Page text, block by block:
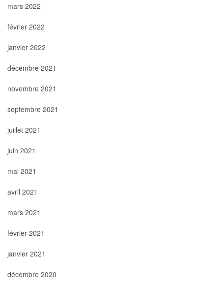
mars 2022
février 2022
janvier 2022
décembre 2021
novembre 2021
septembre 2021
juillet 2021
juin 2021
mai 2021
avril 2021
mars 2021
février 2021
janvier 2021
décembre 2020